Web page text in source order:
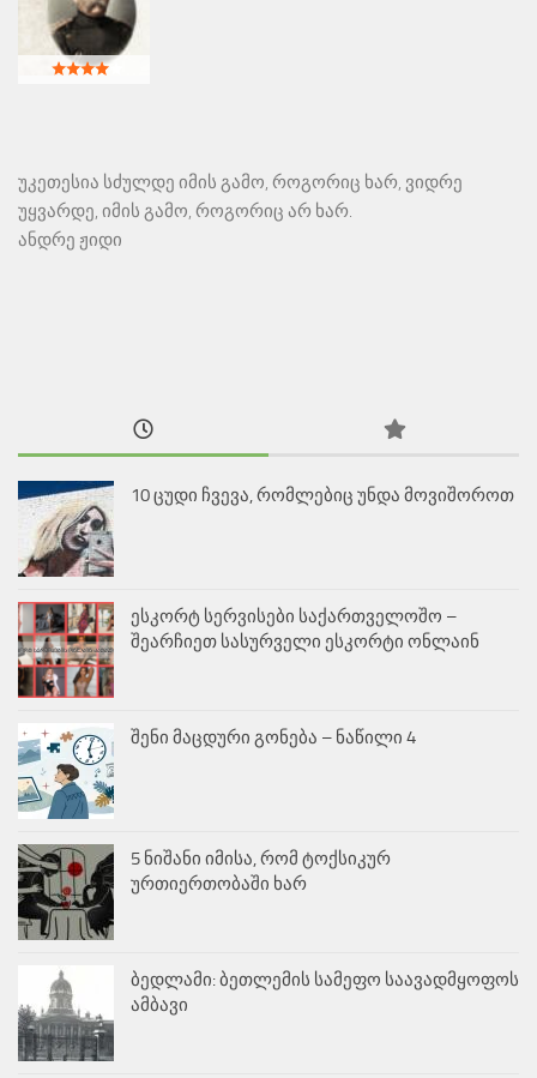
უკეთესია სძულდე იმის გამო, როგორიც ხარ, ვიდრე
უყვარდე, იმის გამო, როგორიც არ ხარ.
ანდრე ჟიდი
10 ცუდი ჩვევა, რომლებიც უნდა მოვიშოროთ
ესკორტ სერვისები საქართველოშო –
შეარჩიეთ სასურველი ესკორტი ონლაინ
შენი მაცდური გონება – ნაწილი 4
5 ნიშანი იმისა, რომ ტოქსიკურ
ურთიერთობაში ხარ
ბედლამი: ბეთლემის სამეფო საავადმყოფოს
ამბავი